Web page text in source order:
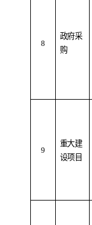
8
政府采
购
9
重大建
设项目